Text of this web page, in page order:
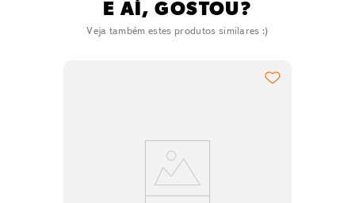
E AÍ, GOSTOU?
Veja também estes produtos similares :)